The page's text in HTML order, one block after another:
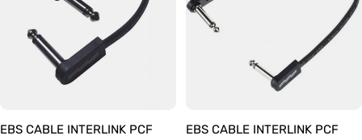
EBS CABLE INTERLINK PCF
EBS CABLE INTERLINK PCF